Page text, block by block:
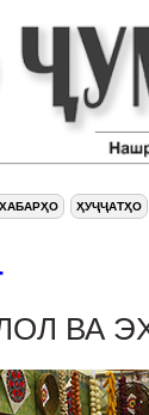
ХАБАРҲО ҲУҶҶАТҲО
ВА